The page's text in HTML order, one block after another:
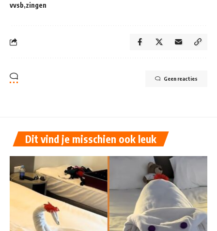
vvsb zingen
Geen reacties
Dit vind je misschien ook leuk